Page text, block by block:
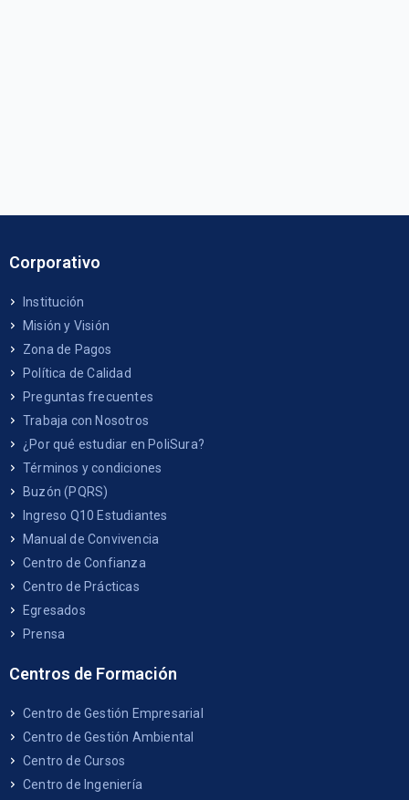
Corporativo
Institución
Misión y Visión
Zona de Pagos
Política de Calidad
Preguntas frecuentes
Trabaja con Nosotros
¿Por qué estudiar en PoliSura?
Términos y condiciones
Buzón (PQRS)
Ingreso Q10 Estudiantes
Manual de Convivencia
Centro de Confianza
Centro de Prácticas
Egresados
Prensa
Centros de Formación
Centro de Gestión Empresarial
Centro de Gestión Ambiental
Centro de Cursos
Centro de Ingeniería